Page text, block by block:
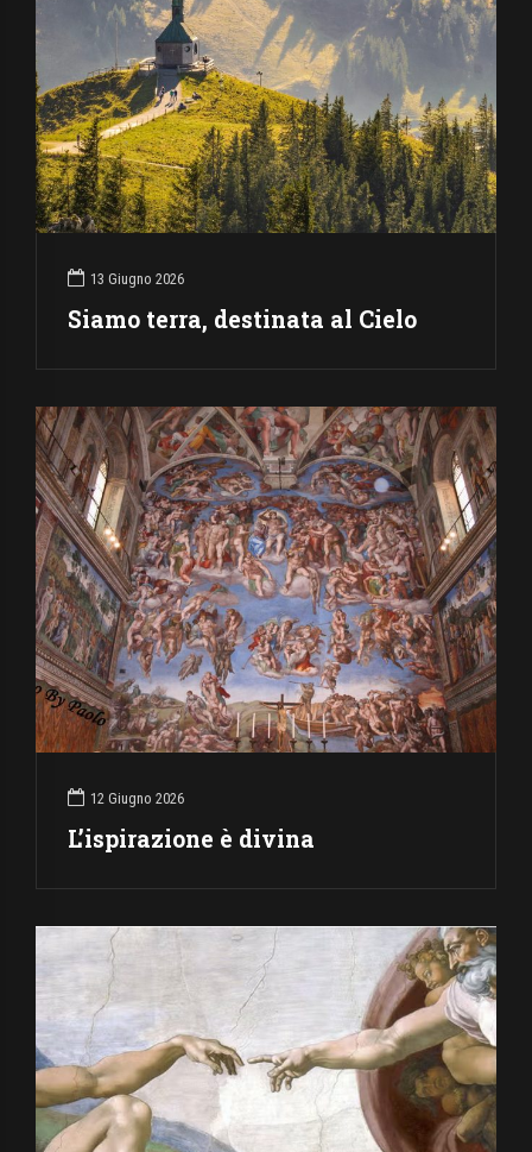
13 Giugno 2026
Siamo terra, destinata al Cielo
12 Giugno 2026
L’ispirazione è divina